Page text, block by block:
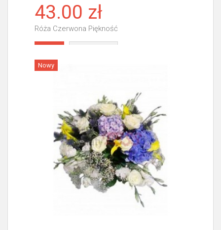
43.00 zł
Róża Czerwona Piękność
Nowy